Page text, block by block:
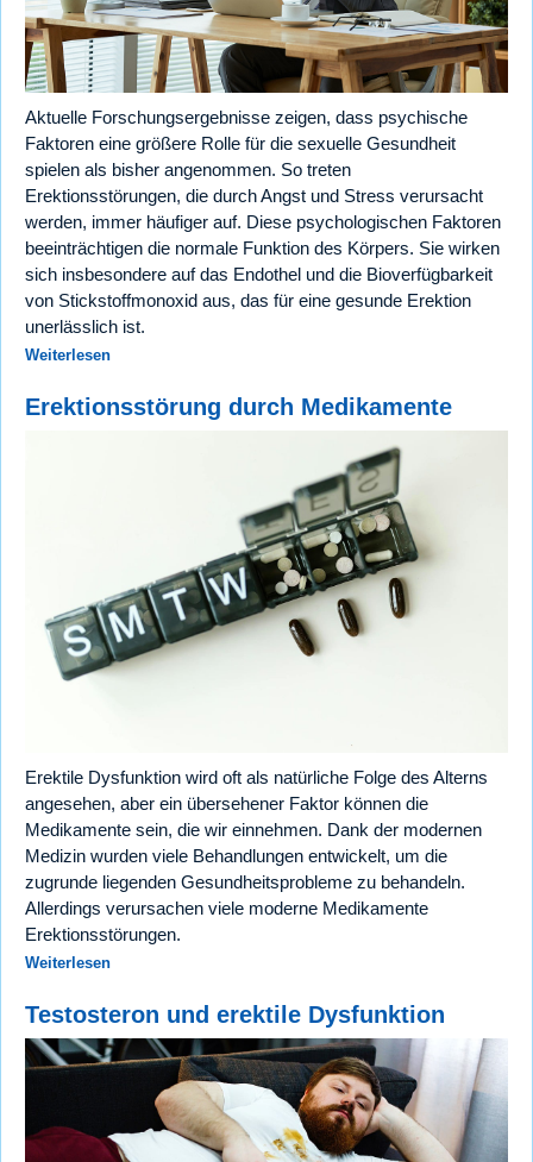
Aktuelle Forschungsergebnisse zeigen, dass psychische
Faktoren eine größere Rolle für die sexuelle Gesundheit
spielen als bisher angenommen. So treten
Erektionsstörungen, die durch Angst und Stress verursacht
werden, immer häufiger auf. Diese psychologischen Faktoren
beeinträchtigen die normale Funktion des Körpers. Sie wirken
sich insbesondere auf das Endothel und die Bioverfügbarkeit
von Stickstoffmonoxid aus, das für eine gesunde Erektion
unerlässlich ist.
Weiterlesen
Erektionsstörung durch Medikamente
Erektile Dysfunktion wird oft als natürliche Folge des Alterns
angesehen, aber ein übersehener Faktor können die
Medikamente sein, die wir einnehmen. Dank der modernen
Medizin wurden viele Behandlungen entwickelt, um die
zugrunde liegenden Gesundheitsprobleme zu behandeln.
Allerdings verursachen viele moderne Medikamente
Erektionsstörungen.
Weiterlesen
Testosteron und erektile Dysfunktion